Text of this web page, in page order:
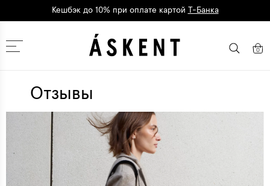
Кешбэк до 10% при оплате картой Т-Банка
Москва 0
Отзывы